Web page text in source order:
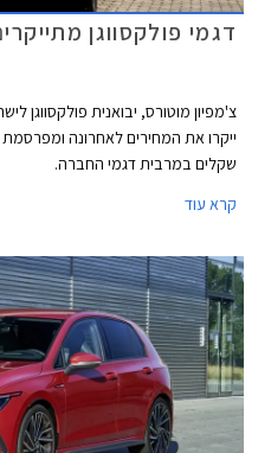
דגמי פולקסווגן
צ'מפיון מוטורס, יבואנית פולקסווגן
ייקרו את המחירים לאחרונה
שקלים במרבית דגמי החברה.
קרא עוד